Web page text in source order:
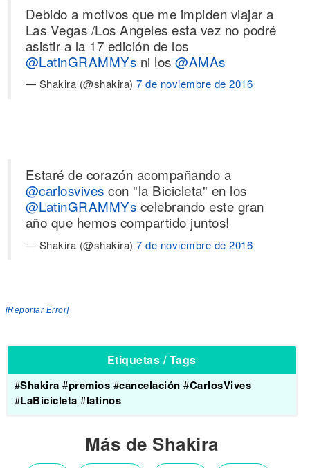
Debido a motivos que me impiden viajar a
Las Vegas /Los Angeles esta vez no podré
asistir a la 17 edición de los
@LatinGRAMMYs ni los @AMAs
— Shakira (@shakira) 7 de noviembre de 2016
Estaré de corazón acompañando a
@carlosvives con "la Bicicleta" en los
@LatinGRAMMYs celebrando este gran
año que hemos compartido juntos!
— Shakira (@shakira) 7 de noviembre de 2016
[Reportar Error]
Etiquetas / Tags
#Shakira #premios #cancelación #CarlosVives
#LaBicicleta #latinos
Más de Shakira